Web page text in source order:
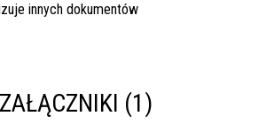
innych dokumentów
ZAŁĄCZNIKI (1)